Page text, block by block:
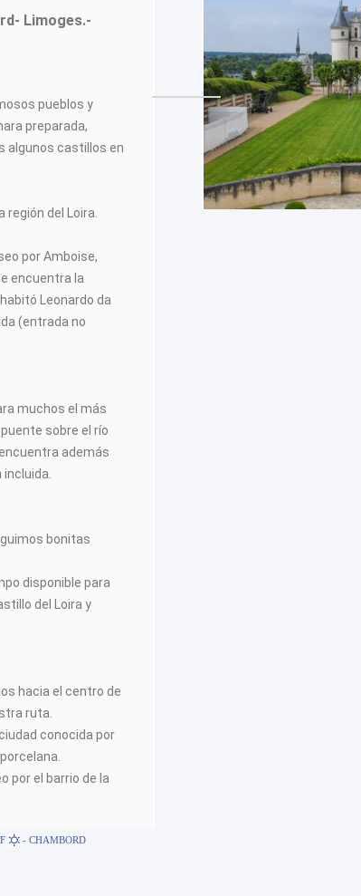
Limoges.-
pueblos y
preparada,
algunos castillos en
región del Loira.
por Amboise,
encuentra la
Leonardo da
(entrada no
muchos el más
sobre el río
además
bonitas
disponible para
del Loira y
hacia el centro de
ruta.
conocida por
por el barrio de la
- CHAMBORD